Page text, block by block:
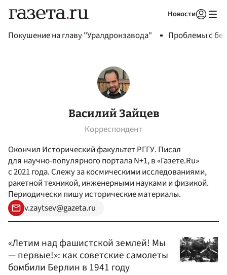
Новости
Покушение на главу "Уралдронзавода" Проблемы с
Василий Зайцев
Корреспондент
Окончил Исторический факультет РГГУ. Писал
для научно-популярного портала N+1, в «Газете.Ru»
с 2021 года. Слежу за космическими исследованиями,
ракетной техникой, инженерными науками и физикой.
Периодически пишу исторические материалы.
v.zaytsev@gazeta.ru
«Летим над фашистской землей! Мы
— первые!»: как советские самолеты
бомбили Берлин в 1941 году